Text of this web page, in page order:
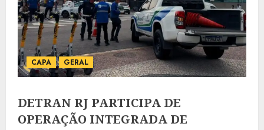
CAPA GERAL
DETRAN RJ PARTICIPA DE
OPERAÇÃO INTEGRADA DE